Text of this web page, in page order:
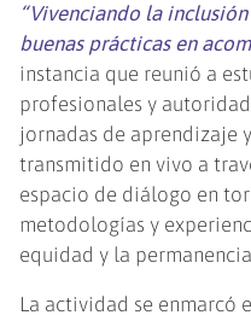
“Vivenciando la
buenas prácticas en
instancia que reunió a
profesionales y
jornadas de aprendizaje
transmitido en vivo a
espacio de diálogo en
metodologías y
equidad y la
La actividad se enmarcó